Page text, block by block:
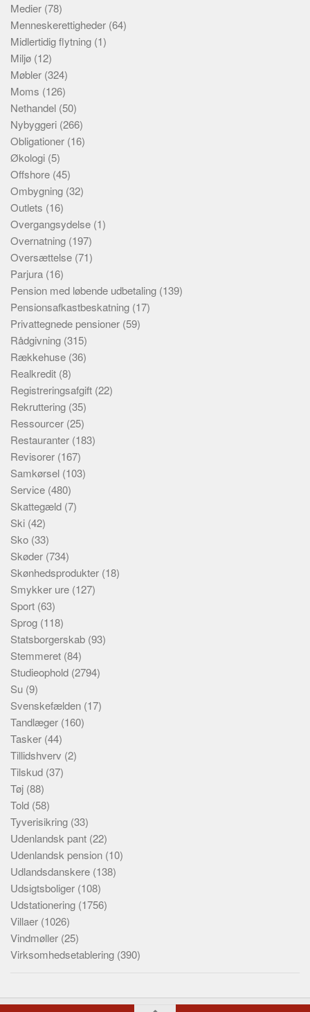
Medier (78)
Menneskerettigheder (64)
Midlertidig flytning (1)
Miljø (12)
Møbler (324)
Moms (126)
Nethandel (50)
Nybyggeri (266)
Obligationer (16)
Økologi (5)
Offshore (45)
Ombygning (32)
Outlets (16)
Overgangsydelse (1)
Overnatning (197)
Oversættelse (71)
Parjura (16)
Pension med løbende udbetaling (139)
Pensionsafkastbeskatning (17)
Privattegnede pensioner (59)
Rådgivning (315)
Rækkehuse (36)
Realkredit (8)
Registreringsafgift (22)
Rekruttering (35)
Ressourcer (25)
Restauranter (183)
Revisorer (167)
Samkørsel (103)
Service (480)
Skattegæld (7)
Ski (42)
Sko (33)
Skøder (734)
Skønhedsprodukter (18)
Smykker ure (127)
Sport (63)
Sprog (118)
Statsborgerskab (93)
Stemmeret (84)
Studieophold (2794)
Su (9)
Svenskefælden (17)
Tandlæger (160)
Tasker (44)
Tillidshverv (2)
Tilskud (37)
Tøj (88)
Told (58)
Tyverisikring (33)
Udenlandsk pant (22)
Udenlandsk pension (10)
Udlandsdanskere (138)
Udsigtsboliger (108)
Udstationering (1756)
Villaer (1026)
Vindmøller (25)
Virksomhedsetablering (390)